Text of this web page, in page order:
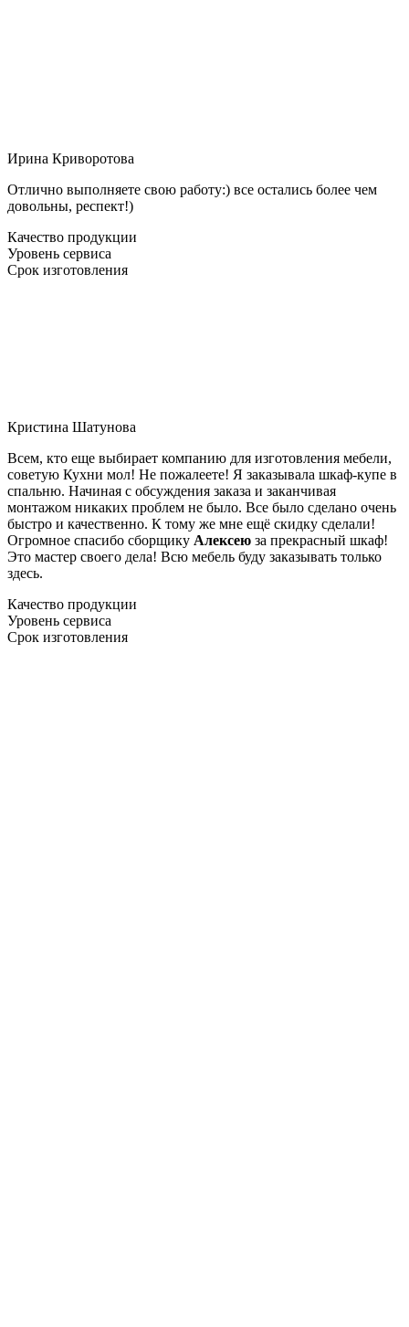
Ирина Криворотова
Отлично выполняете свою работу:) все остались более чем
довольны, респект!)
Качество продукции
Уровень сервиса
Срок изготовления
Кристина Шатунова
Всем, кто еще выбирает компанию для изготовления мебели,
советую Кухни мол! Не пожалеете! Я заказывала шкаф-купе в
спальню. Начиная с обсуждения заказа и заканчивая
монтажом никаких проблем не было. Все было сделано очень
быстро и качественно. К тому же мне ещё скидку сделали!
Огромное спасибо сборщику Алексею за прекрасный шкаф!
Это мастер своего дела! Всю мебель буду заказывать только
здесь.
Качество продукции
Уровень сервиса
Срок изготовления